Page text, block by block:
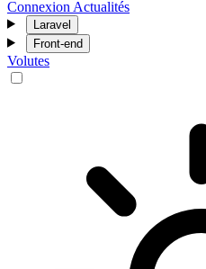
Connexion Actualités
Laravel
Front-end
Volutes